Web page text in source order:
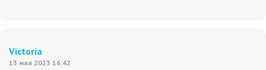
Victoria
13 мая 2023 16:42